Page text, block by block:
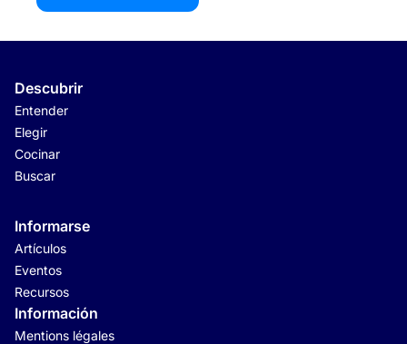
Descubrir
Entender
Elegir
Cocinar
Buscar
Informarse
Artículos
Eventos
Recursos
Información
Mentions légales